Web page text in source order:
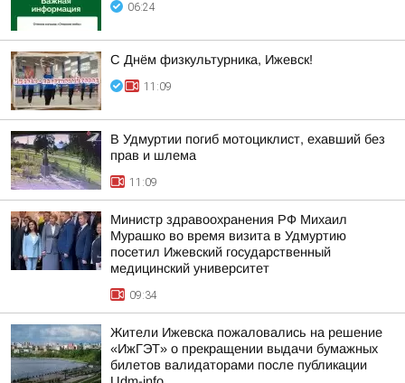
06:24
С Днём физкультурника, Ижевск!
11:09
В Удмуртии погиб мотоциклист, ехавший без
прав и шлема
11:09
Министр здравоохранения РФ Михаил
Мурашко во время визита в Удмуртию
посетил Ижевский государственный
медицинский университет
09:34
Жители Ижевска пожаловались на решение
«ИжГЭТ» о прекращении выдачи бумажных
билетов валидаторами после публикации